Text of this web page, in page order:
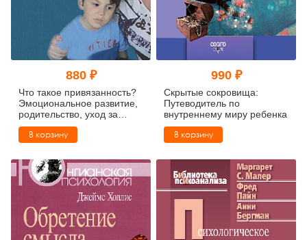
880 ₽
Что такое привязанность?
Эмоциональное развитие,
родительство, уход за
детьми (мягкий переплет)
В корзину
990 ₽
Скрытые сокровища:
Путеводитель по
внутреннему миру ребенка
В корзину